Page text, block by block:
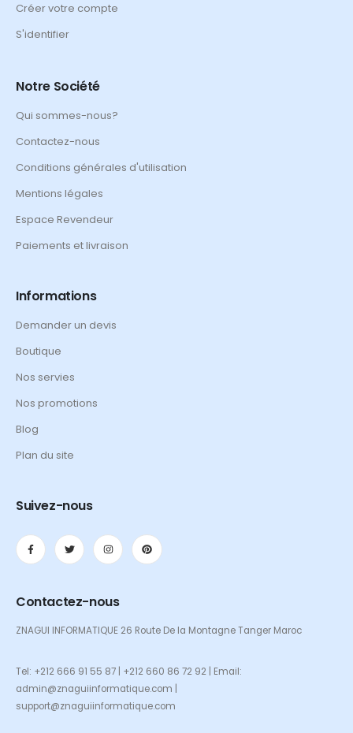
Créer votre compte
S'identifier
Notre Société
Qui sommes-nous?
Contactez-nous
Conditions générales d'utilisation
Mentions légales
Espace Revendeur
Paiements et livraison
Informations
Demander un devis
Boutique
Nos servies
Nos promotions
Blog
Plan du site
Suivez-nous
Contactez-nous
ZNAGUI INFORMATIQUE 26 Route De la Montagne Tanger Maroc
Tel: +212 666 91 55 87 | +212 660 86 72 92 | Email:
admin@znaguiinformatique.com |
support@znaguiinformatique.com